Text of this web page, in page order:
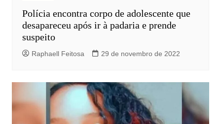
Polícia encontra corpo de adolescente que
desapareceu após ir à padaria e prende
suspeito
Raphaell Feitosa 29 de novembro de 2022